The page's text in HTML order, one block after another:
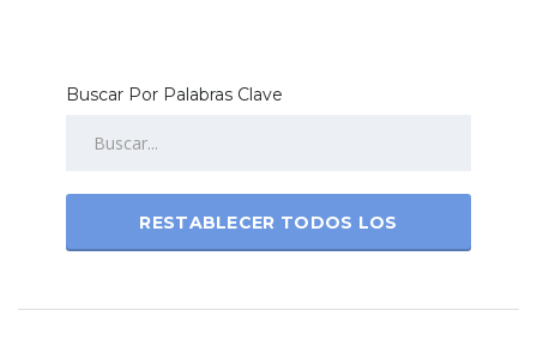
Buscar Por Palabras Clave
RESTABLECER TODOS LOS